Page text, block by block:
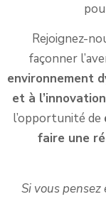
Rejoignez-
façonner
environnement
et à l’innovation
l’opportunité de
faire une
Si vous